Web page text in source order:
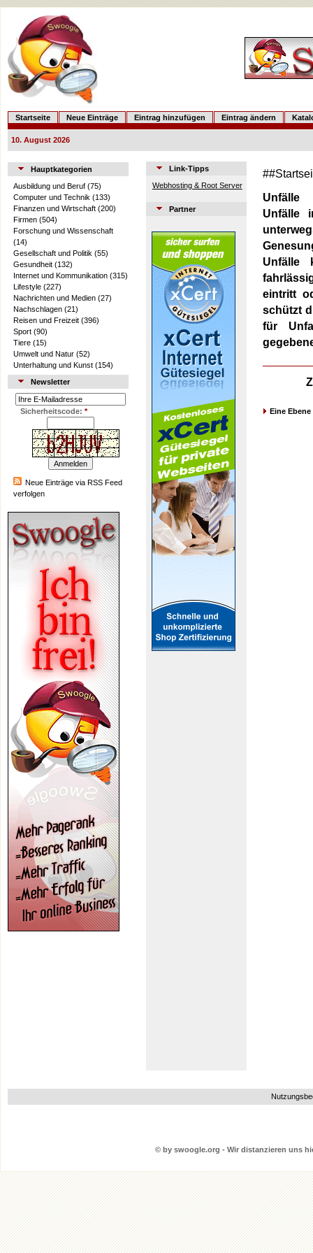
Startseite Neue Einträge Eintrag hinzufügen Eintrag ändern
10. August 2026
Hauptkategorien
Ausbildung und Beruf (75)
Computer und Technik (133)
Finanzen und Wirtschaft (200)
Firmen (504)
Forschung und Wissenschaft
(14)
Gesellschaft und Politik (55)
Gesundheit (132)
Internet und Kommunikation (315)
Lifestyle (227)
Nachrichten und Medien (27)
Nachschlagen (21)
Reisen und Freizeit (396)
Sport (90)
Tiere (15)
Umwelt und Natur (52)
Unterhaltung und Kunst (154)
Newsletter
Sicherheitscode: *
Neue Einträge via RSS Feed
verfolgen
Link-Tipps
Webhosting & Root Server
Partner
Unfälle
Unfälle
Unfälle
eintritt
schützt
für
Eine
© by swoogle.org - Wir distanzieren uns